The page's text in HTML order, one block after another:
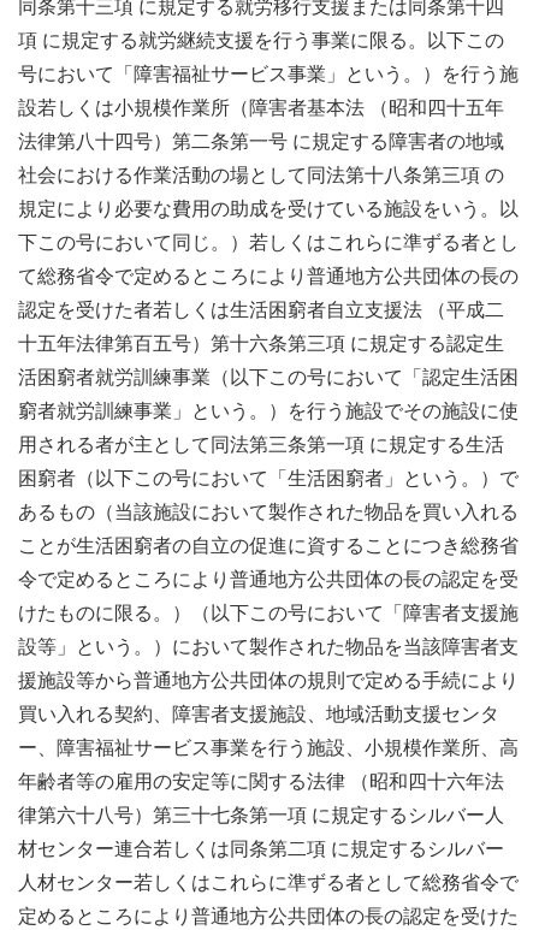
同条第十三項 に規定する就労移行支援または同条第十四
項 に規定する就労継続支援を行う事業に限る。以下この
号において「障害福祉サービス事業」という。）を行う施
設若しくは小規模作業所（障害者基本法 （昭和四十五年
法律第八十四号）第二条第一号 に規定する障害者の地域
社会における作業活動の場として同法第十八条第三項 の
規定により必要な費用の助成を受けている施設をいう。以
下この号において同じ。）若しくはこれらに準ずる者とし
て総務省令で定めるところにより普通地方公共団体の長の
認定を受けた者若しくは生活困窮者自立支援法 （平成二
十五年法律第百五号）第十六条第三項 に規定する認定生
活困窮者就労訓練事業（以下この号において「認定生活困
窮者就労訓練事業」という。）を行う施設でその施設に使
用される者が主として同法第三条第一項 に規定する生活
困窮者（以下この号において「生活困窮者」という。）で
あるもの（当該施設において製作された物品を買い入れる
ことが生活困窮者の自立の促進に資することにつき総務省
令で定めるところにより普通地方公共団体の長の認定を受
けたものに限る。）（以下この号において「障害者支援施
設等」という。）において製作された物品を当該障害者支
援施設等から普通地方公共団体の規則で定める手続により
買い入れる契約、障害者支援施設、地域活動支援センタ
ー、障害福祉サービス事業を行う施設、小規模作業所、高
年齢者等の雇用の安定等に関する法律 （昭和四十六年法
律第六十八号）第三十七条第一項 に規定するシルバー人
材センター連合若しくは同条第二項 に規定するシルバー
人材センター若しくはこれらに準ずる者として総務省令で
定めるところにより普通地方公共団体の長の認定を受けた